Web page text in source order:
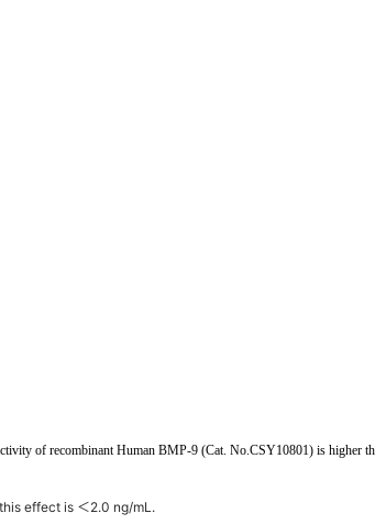
of recombinant Human BMP-9 (Cat. No.CSY10801) is higher
effect is ＜2.0 ng/mL.